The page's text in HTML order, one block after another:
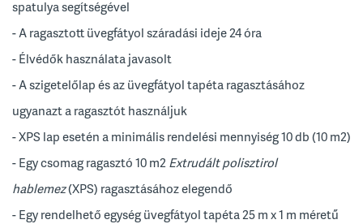
spatulya segítségével
- A ragasztott üvegfátyol száradási ideje 24 óra
- Élvédők használata javasolt
- A szigetelőlap és az üvegfátyol tapéta ragasztásához
ugyanazt a ragasztót használjuk
- XPS lap esetén a minimális rendelési mennyiség 10 db (10 m2)
- Egy csomag ragasztó 10 m2 Extrudált polisztirol
hablemez(XPS) ragasztásához elegendő
- Egy rendelhető egység üvegfátyol tapéta 25 m x 1 m méretű